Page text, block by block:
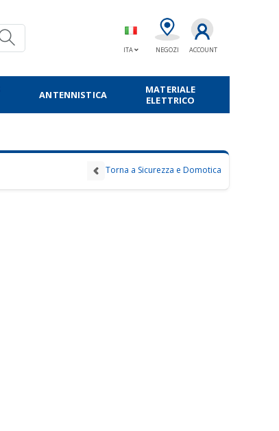
ITA NEGOZI ACCOUNT
ANTENNISTICA
MATERIALE
ELETTRICO
Torna a Sicurezza e Domotica